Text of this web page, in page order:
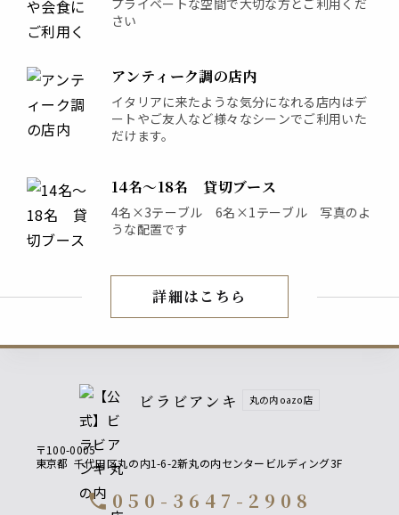
さい
アンティーク調の店内
イタリアに来たような気分になれる店内はデ
ートやご友人など様々なシーンでご利用いた
だけます。
14名〜18名 貸切ブース
4名×3テーブル 6名×1テーブル 写真のよ
うな配置です
店内紹介
詳細はこちら
ビラビアンキ 丸の内oazo店
〒100-0005
東京都 千代田区丸の内1-6-2新丸の内センタービルディング3F
call 050-3647-2908